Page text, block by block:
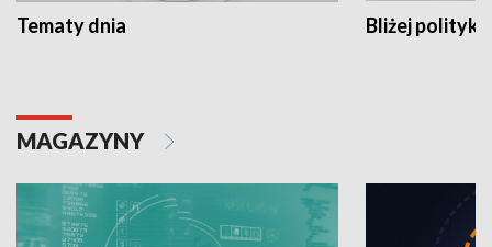
Tematy dnia Bliżej polityki
MAGAZYNY